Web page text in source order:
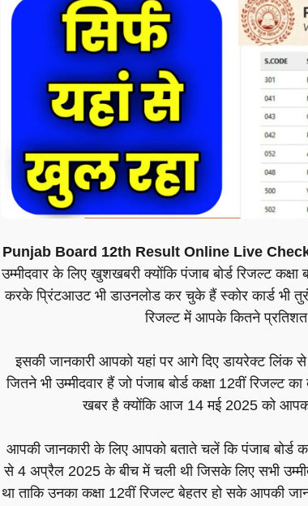
Punjab Board 12th Result Online Live Check :
उम्मीदवार के लिए खुशखबरी क्योंकि पंजाब बोर्ड रिजल्ट कक्षा
करके प्रिंटआउट भी डाउनलोड कर चुके हैं स्कोर कार्ड भी
रिजल्ट में आपके कितने
इसकी जानकारी आपको यहां पर आगे दिए डायरेक्ट लिंक
जितने भी उम्मीदवार हैं जो पंजाब बोर्ड कक्षा 12वीं
खबर है क्योंकि आज 14 मई 2025 को आपका
आपकी जानकारी के लिए आपको बताते चलें कि पंजाब बोर्ड
से 4 अप्रैल 2025 के बीच में चली थी जिसके लिए सभी
था ताकि उनका कक्षा 12वीं रिजल्ट बेहतर हो सके आपकी